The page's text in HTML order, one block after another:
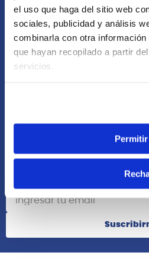
el uso que haga del sitio web
sociales, publicidad y análisis
combinarla con otra
que hayan recopilado a partir
servicios.
Asesoría Online
+51 977624112
Acerca de Nosotros
Redes Sociales